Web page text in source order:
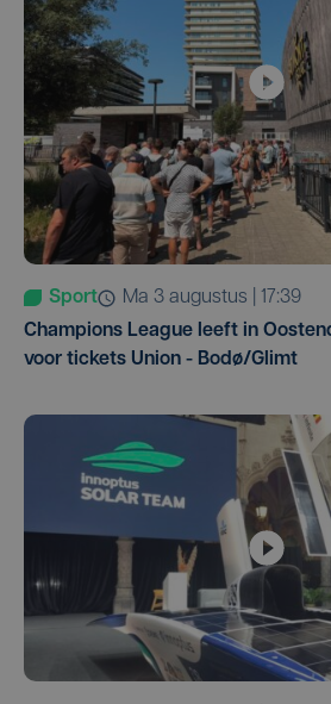
Sport
ma 3 augustus | 17:39
Champions League leeft in
voor tickets Union - Bodø/Glimt